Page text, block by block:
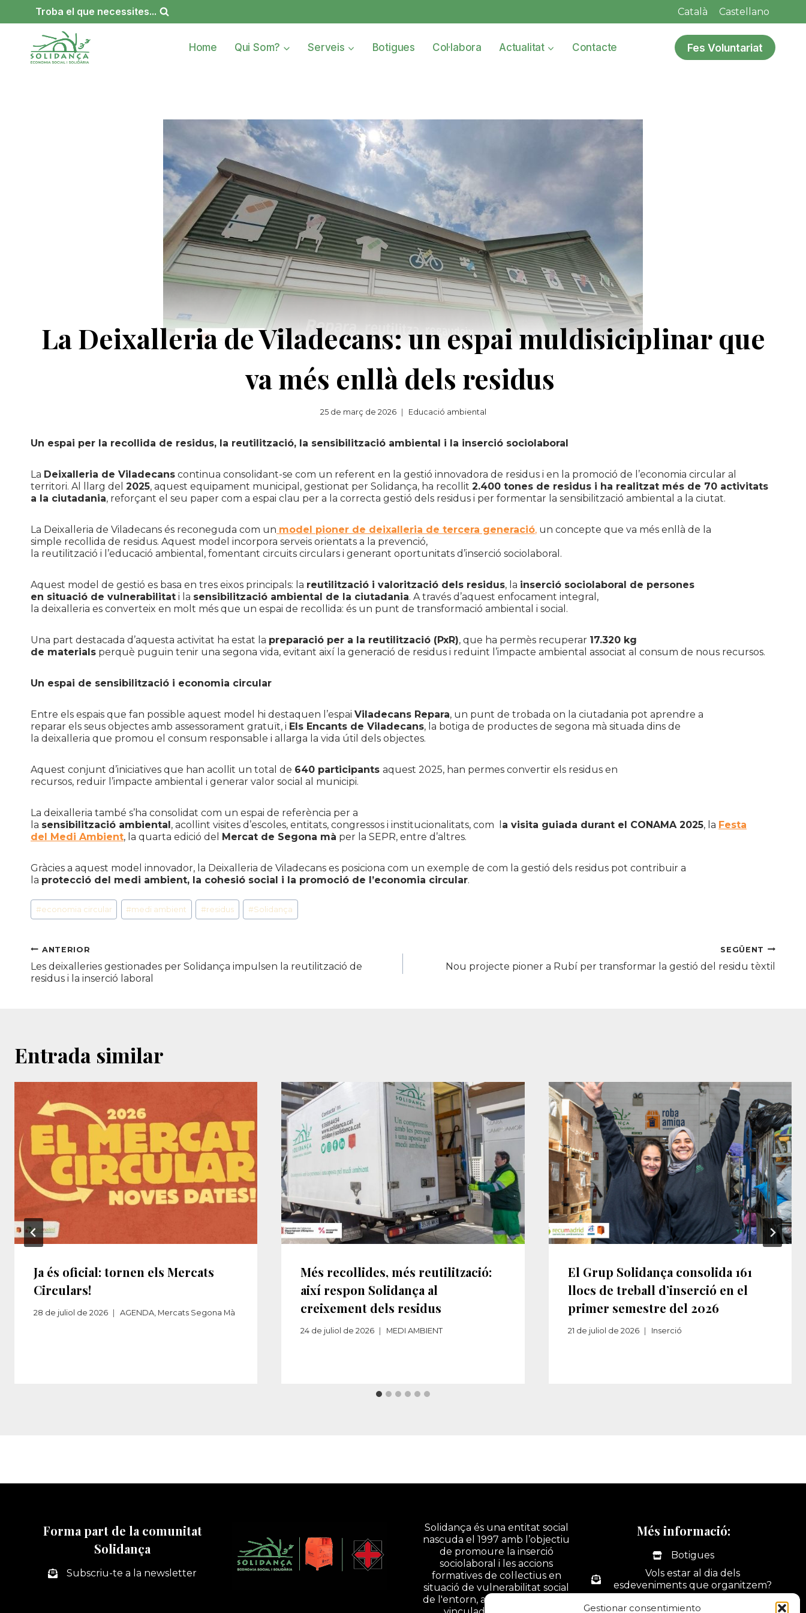
Gestionar consentimiento
Troba el que necessites... Català Castellano
Home Qui Som? Serveis Botigues Col·labora Actualitat Contacte Fes Voluntariat
La Deixalleria de Viladecans: un espai muldisiciplinar que
va més enllà dels residus
25 de març de 2026 Educació ambiental
Un espai per la recollida de residus, la reutilització, la sensibilització ambiental i la inserció sociolaboral
La Deixalleria de Viladecans continua consolidant-se com un referent en la gestió innovadora de residus i en la promoció de l’economia circular al
territori. Al llarg del 2025, aquest equipament municipal, gestionat per Solidança, ha recollit 2.400 tones de residus i ha realitzat més de 70 activitats
a la ciutadania, reforçant el seu paper com a espai clau per a la correcta gestió dels residus i per formentar la sensibilització ambiental a la ciutat.
La Deixalleria de Viladecans és reconeguda com un model pioner de deixalleria de tercera generació, un concepte que va més enllà de la
simple recollida de residus. Aquest model incorpora serveis orientats a la prevenció,
la reutilització i l’educació ambiental, fomentant circuits circulars i generant oportunitats d’inserció sociolaboral.
Aquest model de gestió es basa en tres eixos principals: la reutilització i valorització dels residus, la inserció sociolaboral de persones
en situació de vulnerabilitat i la sensibilització ambiental de la ciutadania. A través d’aquest enfocament integral,
la deixalleria es converteix en molt més que un espai de recollida: és un punt de transformació ambiental i social.
Una part destacada d’aquesta activitat ha estat la preparació per a la reutilització (PxR), que ha permès recuperar 17.320 kg
de materials perquè puguin tenir una segona vida, evitant així la generació de residus i reduint l’impacte ambiental associat al consum de nous recursos.
Un espai de sensibilització i economia circular
Entre els espais que fan possible aquest model hi destaquen l’espai Viladecans Repara, un punt de trobada on la ciutadania pot aprendre a
reparar els seus objectes amb assessorament gratuït, i Els Encants de Viladecans, la botiga de productes de segona mà situada dins de
la deixalleria que promou el consum responsable i allarga la vida útil dels objectes.
Aquest conjunt d’iniciatives que han acollit un total de 640 participants aquest 2025, han permes convertir els residus en
recursos, reduir l’impacte ambiental i generar valor social al municipi.
La deixalleria també s’ha consolidat com un espai de referència per a
la sensibilització ambiental, acollint visites d’escoles, entitats, congressos i institucionalitats, com l a visita guiada durant el CONAMA 2025, la Festa
del Medi Ambient, la quarta edició del Mercat de Segona mà per la SEPR, entre d’altres.
Gràcies a aquest model innovador, la Deixalleria de Viladecans es posiciona com un exemple de com la gestió dels residus pot contribuir a
la protecció del medi ambient, la cohesió social i la promoció de l’economia circular.
Etiquetes
d'entrada
#economia circular #medi ambient #residus #Solidança
Navegació
d'entrades
ANTERIOR
Les deixalleries gestionades per Solidança impulsen la reutilització de
residus i la inserció laboral
SEGÜENT
Nou projecte pioner a Rubí per transformar la gestió del residu tèxtil
Entrada similar
Ja és oficial: tornen els Mercats
Circulars!
28 de juliol de 2026 AGENDA Mercats Segona Mà
Més recollides, més reutilització:
així respon Solidança al
creixement dels residus​‌
24 de juliol de 2026 MEDI AMBIENT
El Grup Solidança consolida 161
llocs de treball d’inserció en el
primer semestre del 2026
21 de juliol de 2026 Inserció
Forma part de la comunitat
Solidança
Subscriu-te a la newsletter
Solidança és una entitat social
nascuda el 1997 amb l’objectiu
de promoure la inserció
sociolaboral i les accions
formatives de col·lectius en
situació de vulnerabilitat social
de l'entorn, a través d'activitats
Més informació:
Botigues
Vols estar al dia dels
esdeveniments que organitzem?
La nostra botiga online